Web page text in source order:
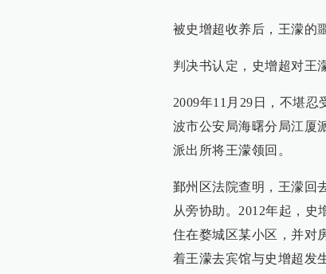
被史增超收养后，王濛的
判决书认定，史增超对王
2009年11月29日，不堪
波市公安局海曙分局江厦
派出所将王濛领回。
鄞州区法院查明，王濛回
从旁协助。2012年起，史
住在婺城区某小区，并对
着王濛去宾馆与史增超发